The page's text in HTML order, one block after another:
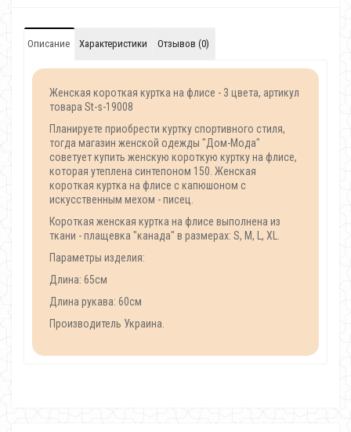
Описание Характеристики Отзывов (0)
Женская короткая куртка на флисе - 3 цвета, артикул
товара St-s-19008
Планируете приобрести куртку спортивного стиля,
тогда магазин женской одежды "Дом-Мода"
советует купить женскую короткую куртку на флисе,
которая утеплена синтепоном 150. Женская
короткая куртка на флисе с капюшоном с
искусственным мехом - писец.
Короткая женская куртка на флисе выполнена из
ткани - плащевка "канада" в размерах: S, M, L, XL.
Параметры изделия:
Длина: 65см
Длина рукава: 60см
Производитель Украина.